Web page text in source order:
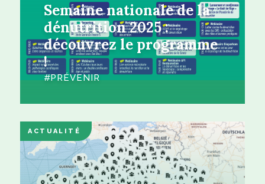
Semaine nationale de la
dénutrition 2025 :
découvrez le programme
!
PRÉVENIR
ACTUALITÉ